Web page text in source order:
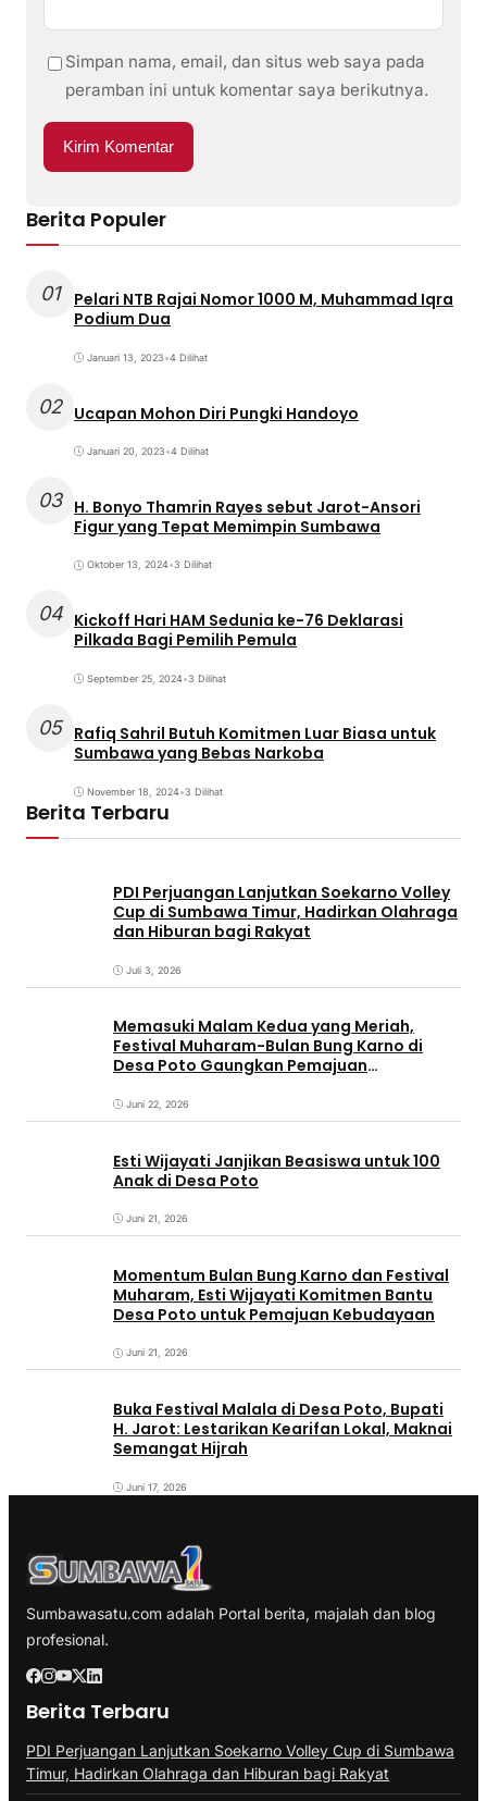
Simpan nama, email, dan situs web saya pada
peramban ini untuk komentar saya berikutnya.
Berita Populer
01
Pelari NTB Rajai Nomor 1000 M, Muhammad Iqra
Podium Dua
Januari 13, 2023•4 Dilihat
02 Ucapan Mohon Diri Pungki Handoyo
Januari 20, 2023•4 Dilihat
03 H. Bonyo Thamrin Rayes sebut Jarot-Ansori
Figur yang Tepat Memimpin Sumbawa
Oktober 13, 2024•3 Dilihat
04 Kickoff Hari HAM Sedunia ke-76 Deklarasi
Pilkada Bagi Pemilih Pemula
September 25, 2024•3 Dilihat
05 Rafiq Sahril Butuh Komitmen Luar Biasa untuk
Sumbawa yang Bebas Narkoba
November 18, 2024•3 Dilihat
Berita Terbaru
PDI Perjuangan Lanjutkan Soekarno Volley
Cup di Sumbawa Timur, Hadirkan Olahraga
dan Hiburan bagi Rakyat
Juli 3, 2026
Memasuki Malam Kedua yang Meriah,
Festival Muharam-Bulan Bung Karno di
Desa Poto Gaungkan Pemajuan
Juni 22, 2026
Esti Wijayati Janjikan Beasiswa untuk 100
Anak di Desa Poto
Juni 21, 2026
Momentum Bulan Bung Karno dan Festival
Muharam, Esti Wijayati Komitmen Bantu
Desa Poto untuk Pemajuan Kebudayaan
Juni 21, 2026
Buka Festival Malala di Desa Poto, Bupati
H. Jarot: Lestarikan Kearifan Lokal, Maknai
Semangat Hijrah
Juni 17, 2026
Sumbawasatu.com adalah Portal berita, majalah dan blog
profesional.
Berita Terbaru
PDI Perjuangan Lanjutkan Soekarno Volley Cup di Sumbawa
Timur, Hadirkan Olahraga dan Hiburan bagi Rakyat